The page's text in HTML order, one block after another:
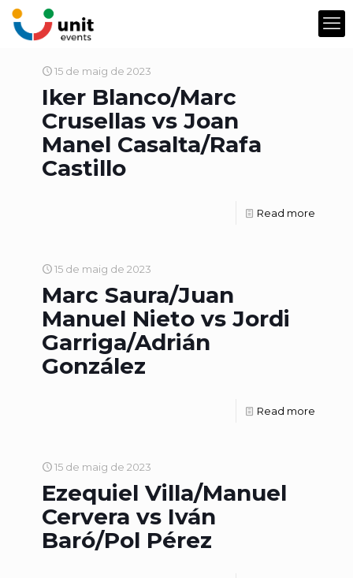
15 de maig de 2023
Iker Blanco/Marc
Crusellas vs Joan
Manel Casalta/Rafa
Castillo
Read more
15 de maig de 2023
Marc Saura/Juan
Manuel Nieto vs Jordi
Garriga/Adrián
González
Read more
15 de maig de 2023
Ezequiel Villa/Manuel
Cervera vs Iván
Baró/Pol Pérez